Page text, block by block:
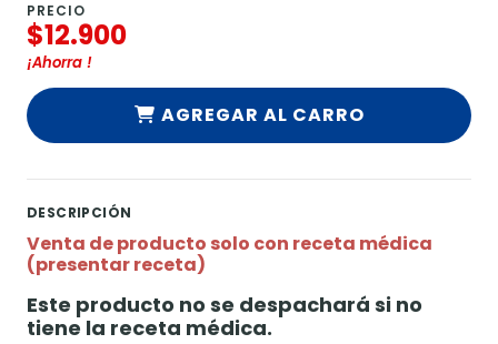
PRECIO
$12.900
¡Ahorra !
AGREGAR AL CARRO
DESCRIPCIÓN
Venta de producto solo con receta médica
(presentar receta)
Este producto no se despachará si no
tiene la receta médica.